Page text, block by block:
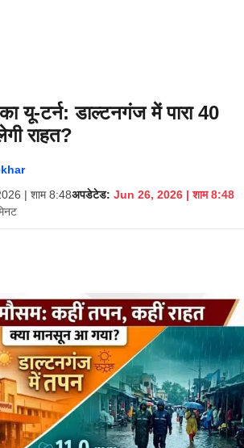
यू-टर्न: डाल्टनगंज में पारा 40
राहत?
| शाम 8:48अपडेटेड: Jun 26, 2026 | शाम 8:48